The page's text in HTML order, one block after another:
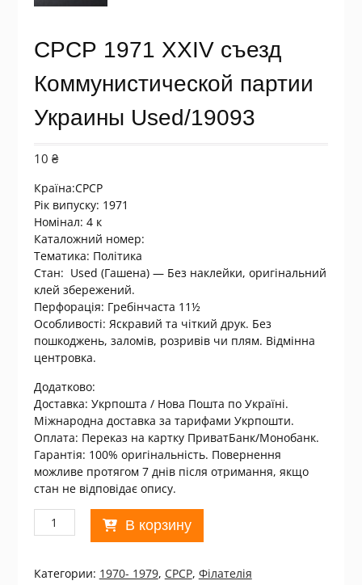
СРСР 1971 XXIV съезд
Коммунистической партии
Украины Used/19093
10 ₴
Країна:СРСР
Рік випуску: 1971
Номінал: 4 к
Каталожний номер:
Тематика: Політика
Стан: Used (Гашена) — Без наклейки, оригінальний
клей збережений.
Перфорація: Гребінчаста 11½
Особливості: Яскравий та чіткий друк. Без
пошкоджень, заломів, розривів чи плям. Відмінна
центровка.
Додатково:
Доставка: Укрпошта / Нова Пошта по Україні.
Міжнародна доставка за тарифами Укрпошти.
Оплата: Переказ на картку ПриватБанк/Монобанк.
Гарантія: 100% оригінальність. Повернення
можливе протягом 7 днів після отримання, якщо
стан не відповідає опису.
Количество
товара
1971
В корзину
Категории: 1970- 1979, СРСР, Філателія